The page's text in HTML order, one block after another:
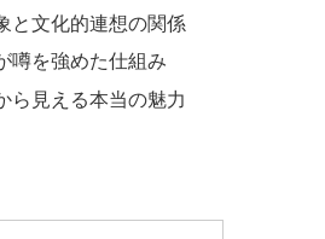
と文化的連想の関係
噂を強めた仕組み
ら見える本当の魅力